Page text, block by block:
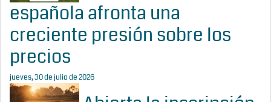
española afronta una
creciente presión sobre los
precios
jueves, 30 de julio de 2026